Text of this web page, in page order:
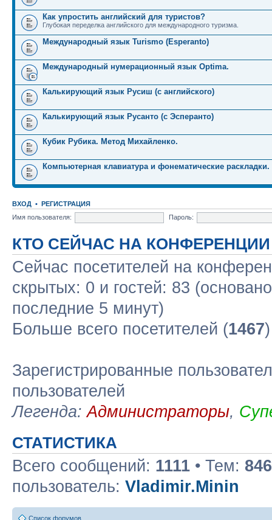
Как упростить английский для туристов?
Глубокая переделка английского для международного туризма.
Международный язык Turismo (Esperanto)
Международный нумерационный язык Optima.
Калькирующий язык Русиш (с английского)
Калькирующий язык Русанто (с Эсперанто)
Кубик Рубика. Метод Михайленко.
Компьютерная клавиатура и фонематические раскладки.
ВХОД • РЕГИСТРАЦИЯ
Имя пользователя:
Пароль:
КТО СЕЙЧАС НА КОНФЕРЕНЦИИ
Сейчас посетителей на
скрытых: 0 и гостей: 83
последние 5 минут)
Больше всего посетителей (1467
Зарегистрированные
пользователей
Легенда:Администраторы,
СТАТИСТИКА
Всего сообщений: 1111 • Тем: 846
пользователь: Vladimir.Minin
Список форумов